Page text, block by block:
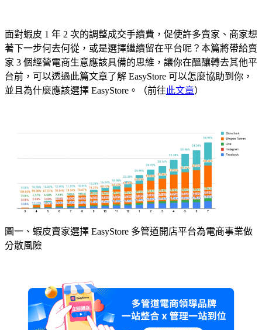
面對蝦皮 1 年 2 次的調整成交手續費，促使許多賣家、商家想
著下一步何去何從，或是選擇繼續留在平台呢？本篇將帶給賣
家 3 個經營電商生意應該具備的思維，讓你在醞釀轉去其他平
台前，可以透過此篇文章了解 EasyStore 可以怎麼協助到你，
並且為什麼應該選擇 EasyStore。（前往此文章）
圖一、蝦皮賣家選擇 EasyStore 多管道開店平台為電商事業做
分散風險